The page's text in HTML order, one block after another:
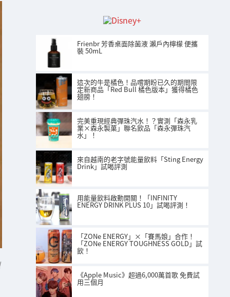
Frienbr 芳香桌面除菌液 瀨戶內檸檬 便攜
裝 50mL
這次的牛是橘色！品嚐期盼已久的期間限
定新商品「Red Bull 橘色版本」獲得橘色
翅膀！
完美重現經典彈珠汽水！？實測「森永乳
業×森永製菓」聯名飲品「森永彈珠汽
水」！
來自越南的老字號能量飲料「Sting Energy
Drink」試喝評測
用能量飲料啟動開關！「INFINITY
ENERGY DRINK PLUS 10」試喝評測！
「ZONe ENERGY」×「賽馬娘」合作！
「ZONe ENERGY TOUGHNESS GOLD」試
飲！
《Apple Music》超過6,000萬首歌 免費試
用三個月